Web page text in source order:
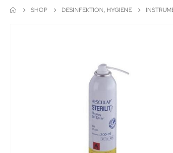
SHOP DESINFEKTION, HYGIENE